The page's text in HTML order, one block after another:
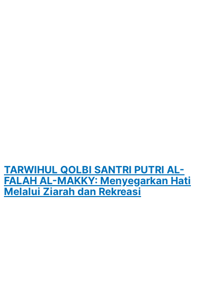
TARWIHUL QOLBI SANTRI PUTRI AL-
FALAH AL-MAKKY: Menyegarkan Hati
Melalui Ziarah dan Rekreasi